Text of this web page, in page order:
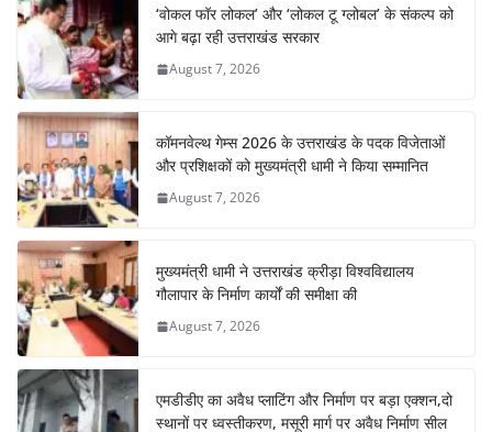
‘वोकल फॉर लोकल’ और ‘लोकल टू ग्लोबल’ के संकल्प को
आगे बढ़ा रही उत्तराखंड सरकार
August 7, 2026
कॉमनवेल्थ गेम्स 2026 के उत्तराखंड के पदक विजेताओं
और प्रशिक्षकों को मुख्यमंत्री धामी ने किया सम्मानित
August 7, 2026
मुख्यमंत्री धामी ने उत्तराखंड क्रीड़ा विश्वविद्यालय
गौलापार के निर्माण कार्यों की समीक्षा की
August 7, 2026
एमडीडीए का अवैध प्लाटिंग और निर्माण पर बड़ा एक्शन,दो
स्थानों पर ध्वस्तीकरण, मसूरी मार्ग पर अवैध निर्माण सील